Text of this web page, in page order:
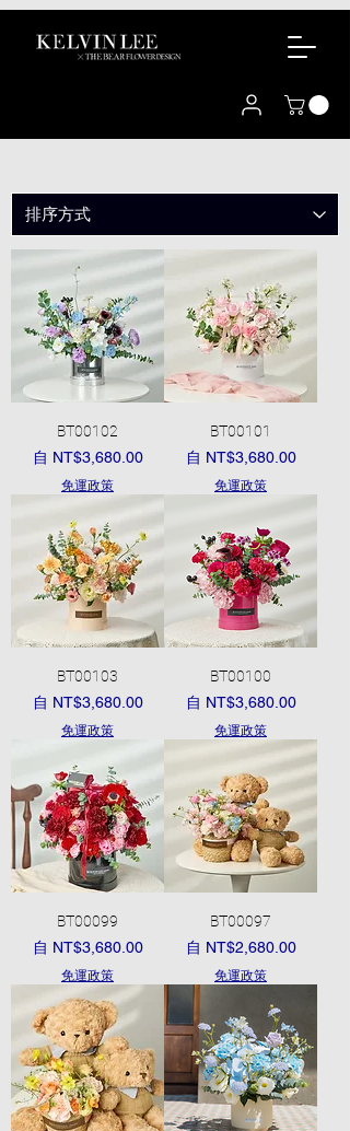
BT00102
自 NT$3,680.00
促銷價格
免運政策
BT00101
自 NT$3,680.00
促銷價格
免運政策
BT00103
自 NT$3,680.00
促銷價格
免運政策
BT00100
自 NT$3,680.00
促銷價格
免運政策
BT00099
自 NT$3,680.00
促銷價格
免運政策
BT00097
自 NT$2,680.00
促銷價格
免運政策